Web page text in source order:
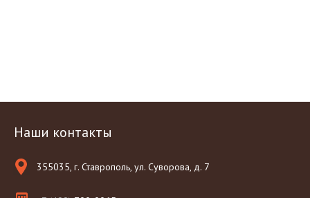
Наши контакты
355035, г. Ставрополь, ул. Суворова, д. 7